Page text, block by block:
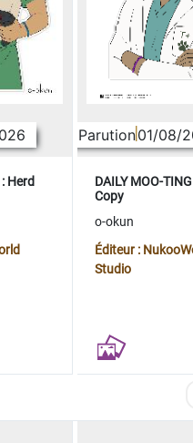
Herd
Parution01/08/
DAILY MOO-
Copy
o-okun
Éditeur :
Studio